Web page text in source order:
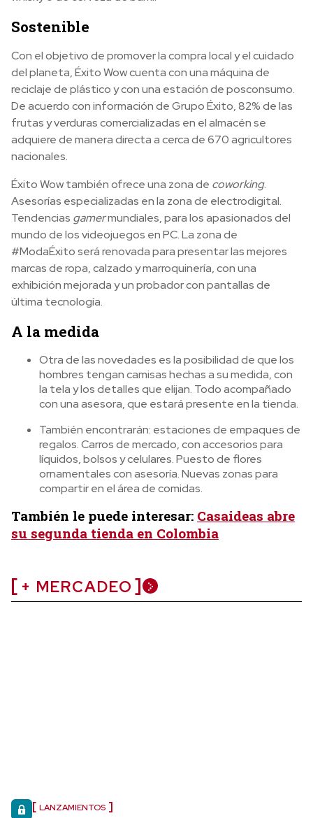
Sostenible
Con el objetivo de promover la compra local y el cuidado
del planeta, Éxito Wow cuenta con una máquina de
reciclaje de plástico y con una estación de posconsumo.
De acuerdo con información de Grupo Éxito, 82% de las
frutas y verduras comercializadas en el almacén se
adquiere de manera directa a cerca de 670 agricultores
nacionales.
Éxito Wow también ofrece una zona de coworking.
Asesorías especializadas en la zona de electrodigital.
Tendencias gamermundiales, para los apasionados del
mundo de los videojuegos en PC. La zona de
#ModaÉxito será renovada para presentar las mejores
marcas de ropa, calzado y marroquinería, con una
exhibición mejorada y un probador con pantallas de
última tecnología.
A la medida
Otra de las novedades es la posibilidad de que los
hombres tengan camisas hechas a su medida, con
la tela y los detalles que elijan. Todo acompañado
con una asesora, que estará presente en la tienda.
También encontrarán: estaciones de empaques de
regalos. Carros de mercado, con accesorios para
líquidos, bolsos y celulares. Puesto de flores
ornamentales con asesoría. Nuevas zonas para
compartir en el área de comidas.
También le puede interesar: Casaideas abre
su segunda tienda en Colombia
+ MERCADEO
LANZAMIENTOS